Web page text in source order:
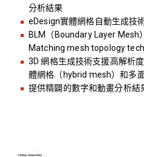
分析結果
eDesign實體網格自動生成技
BLM（Boundary Layer Mesh
Matching mesh topology
3D 網格生成技術支援高解析
體網格（hybrid mesh）和多
提供精闢的數字和動畫分析結